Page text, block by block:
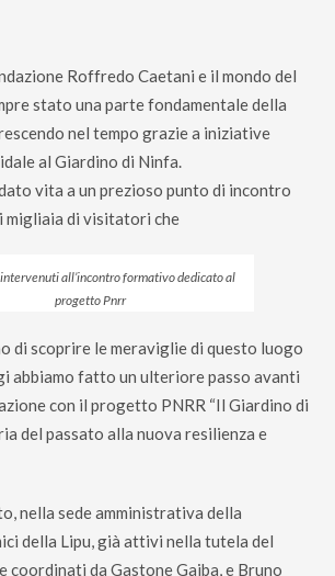
Roffredo Caetani e il mondo del
stato una parte fondamentale della
nel tempo grazie a iniziative
al Giardino di Ninfa.
vita a un prezioso punto di incontro
migliaia di visitatori che
all’incontro formativo dedicato al
progetto Pnrr
di scoprire le meraviglie di questo luogo
abbiamo fatto un ulteriore passo avanti
con il progetto PNRR “Il Giardino di
del passato alla nuova resilienza e
nella sede amministrativa della
della Lipu, già attivi nella tutela del
coordinati da Gastone Gaiba, e Bruno